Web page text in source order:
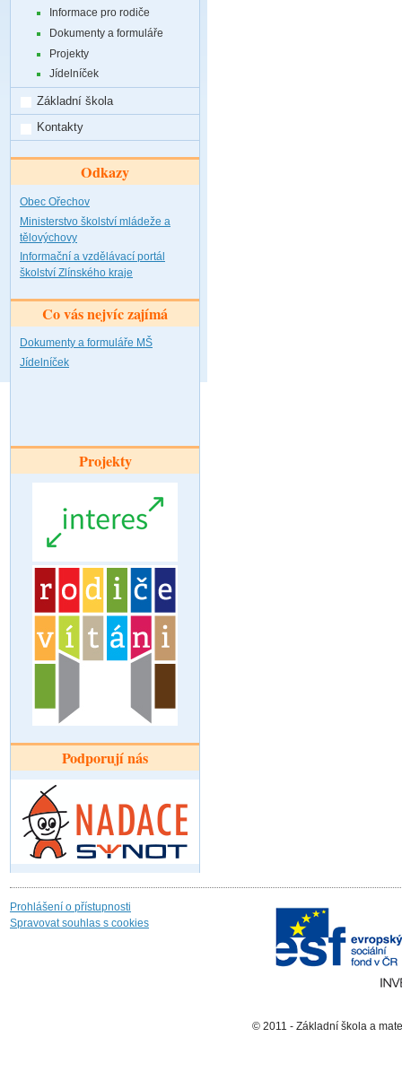
Informace pro rodiče
Dokumenty a formuláře
Projekty
Jídelníček
Základní škola
Kontakty
Odkazy
Obec Ořechov
Ministerstvo školství mládeže a
tělovýchovy
Informační a vzdělávací portál
školství Zlínského kraje
Co vás nejvíc zajímá
Dokumenty a formuláře MŠ
Jídelníček
Projekty
Podporují nás
Prohlášení o přístupnosti
Spravovat souhlas s cookies
© 2011 - Základní škola a